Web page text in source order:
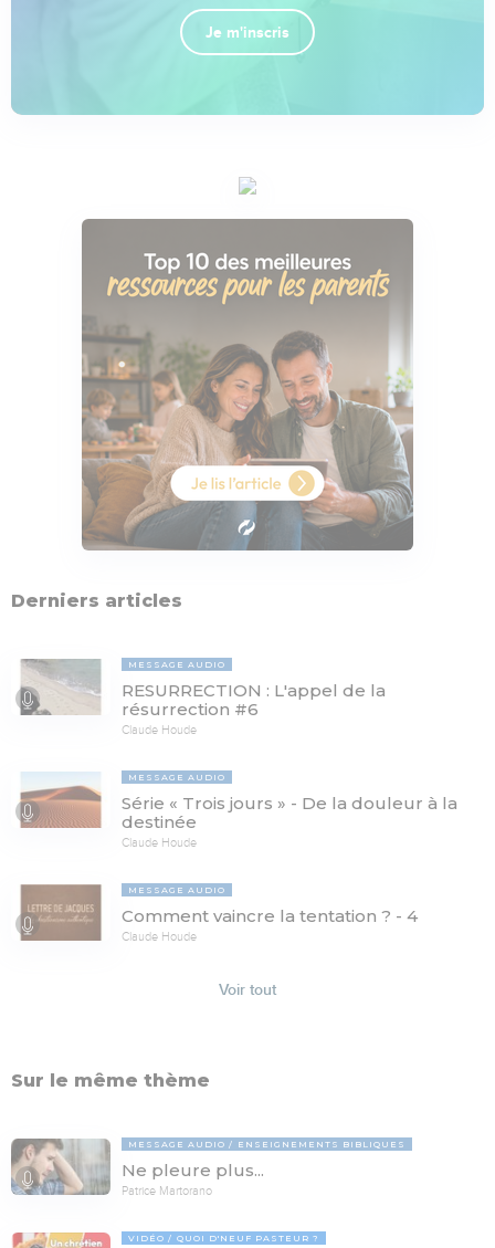
Je m'inscris
Derniers articles
MESSAGE AUDIO
RESURRECTION : L'appel de la
résurrection #6
Claude Houde
MESSAGE AUDIO
Série « Trois jours » - De la douleur à la
destinée
Claude Houde
MESSAGE AUDIO
Comment vaincre la tentation ? - 4
Claude Houde
Voir tout
Sur le même thème
MESSAGE AUDIO ENSEIGNEMENTS BIBLIQUES
Ne pleure plus...
Patrice Martorano
VIDÉO QUOI D'NEUF PASTEUR ?